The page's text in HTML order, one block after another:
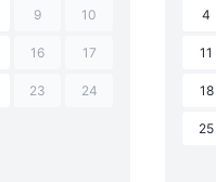
9 10
16 17
23 24
4
11
18
25